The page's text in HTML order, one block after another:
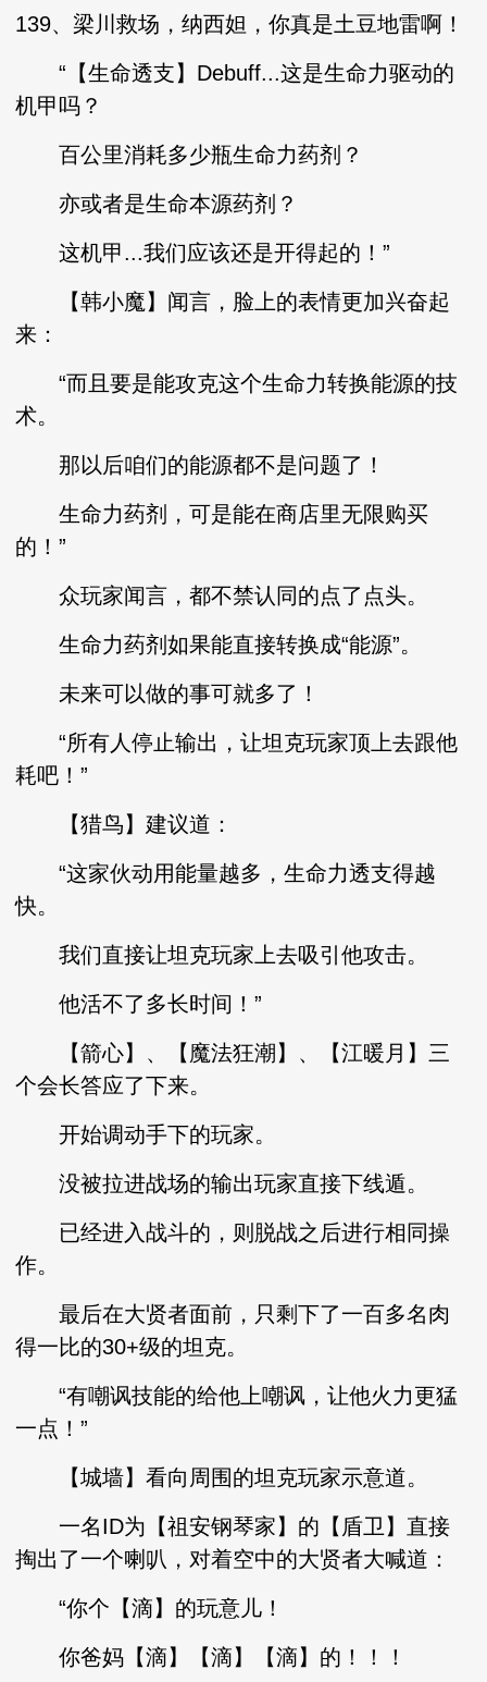
139、梁川救场，纳西妲，你真是土豆地雷啊！
“【生命透支】Debuff...这是生命力驱动的
机甲吗？
百公里消耗多少瓶生命力药剂？
亦或者是生命本源药剂？
这机甲...我们应该还是开得起的！”
【韩小魔】闻言，脸上的表情更加兴奋起
来：
“而且要是能攻克这个生命力转换能源的技
术。
那以后咱们的能源都不是问题了！
生命力药剂，可是能在商店里无限购买
的！”
众玩家闻言，都不禁认同的点了点头。
生命力药剂如果能直接转换成“能源”。
未来可以做的事可就多了！
“所有人停止输出，让坦克玩家顶上去跟他
耗吧！”
【猎鸟】建议道：
“这家伙动用能量越多，生命力透支得越
快。
我们直接让坦克玩家上去吸引他攻击。
他活不了多长时间！”
【箭心】、【魔法狂潮】、【江暖月】三
个会长答应了下来。
开始调动手下的玩家。
没被拉进战场的输出玩家直接下线遁。
已经进入战斗的，则脱战之后进行相同操
作。
最后在大贤者面前，只剩下了一百多名肉
得一比的30+级的坦克。
“有嘲讽技能的给他上嘲讽，让他火力更猛
一点！”
【城墙】看向周围的坦克玩家示意道。
一名ID为【祖安钢琴家】的【盾卫】直接
掏出了一个喇叭，对着空中的大贤者大喊道：
“你个【滴】的玩意儿！
你爸妈【滴】【滴】【滴】的！！！